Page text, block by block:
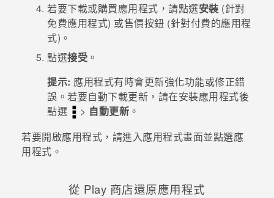
若要下載或購買應用程式，請點選安裝 (針對
免費應用程式) 或售價按鈕 (針對付費的應用程
式)。
點選接受 。
提示: 應用程式有時會更新強化功能或修正錯
誤。若要自動下載更新，請在安裝應用程式後
點選
> 自動更新 。
若要開啟應用程式，請進入應用程式畫面並點選應
用程式。
從 Play 商店還原應用程式